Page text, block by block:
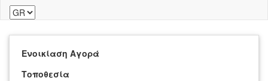
Ενοικίαση Αγορά
Τοποθεσία